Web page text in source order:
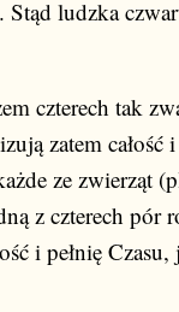
ludzka
czterech tak
zatem całość i
ze zwierząt
z czterech pór
i pełnię Czasu,